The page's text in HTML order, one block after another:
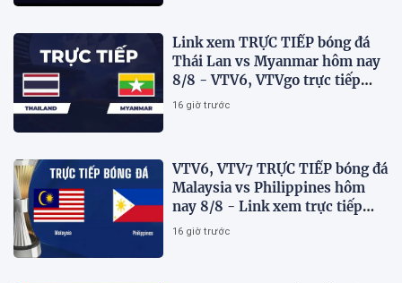
Link xem TRỰC TIẾP bóng đá
Thái Lan vs Myanmar hôm nay
8/8 - VTV6, VTVgo trực tiếp
AFF Cup 2026
16 giờ trước
VTV6, VTV7 TRỰC TIẾP bóng đá
Malaysia vs Philippines hôm
nay 8/8 - Link xem trực tiếp
AFF Cup 2026 mới nhất
16 giờ trước